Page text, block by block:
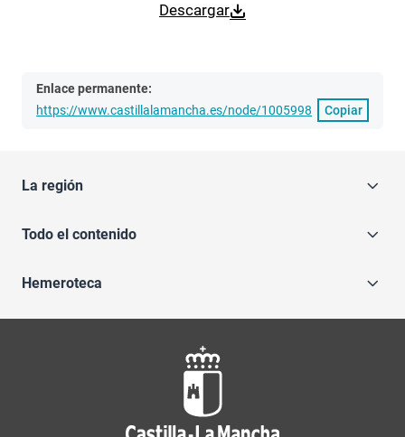
Descargar
Enlace permanente:
https://www.castillalamancha.es/node/1005998
Copiar
La región
Todo el contenido
Hemeroteca